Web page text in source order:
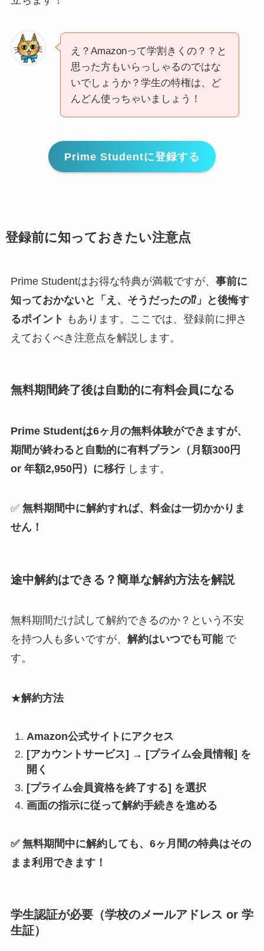
え？Amazonって学割きくの？？と
思った方もいらっしゃるのではな
いでしょうか？学生の特権は、ど
んどん使っちゃいましょう！
Prime Studentに登録する
登録前に知っておきたい注意点
Prime Studentはお得な特典が満載ですが、 事前に
知っておかないと「え、そうだったの⁉」と後悔す
るポイント もあります。ここでは、登録前に押さ
えておくべき注意点を解説します。
無料期間終了後は自動的に有料会員になる
Prime Studentは6ヶ月の無料体験ができますが、
期間が終わると自動的に有料プラン（月額300円
or 年額2,950円）に移行します。
✅ 無料期間中に解約すれば、料金は一切かかりま
せん！
途中解約はできる？簡単な解約方法を解説
無料期間だけ試して解約できるのか？という不安
を持つ人も多いですが、 解約はいつでも可能で
す。
★解約方法
Amazon公式サイトにアクセス
[アカウントサービス] → [プライム会員情報] を
開く
[プライム会員資格を終了する] を選択
画面の指示に従って解約手続きを進める
✅ 無料期間中に解約しても、6ヶ月間の特典はその
まま利用できます！
学生認証が必要（学校のメールアドレス or 学
生証）